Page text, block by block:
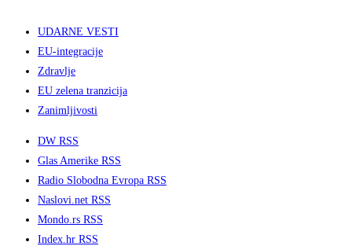
UDARNE VESTI
EU-integracije
Zdravlje
EU zelena tranzicija
Zanimljivosti
DW RSS
Glas Amerike RSS
Radio Slobodna Evropa RSS
Naslovi.net RSS
Mondo.rs RSS
Index.hr RSS